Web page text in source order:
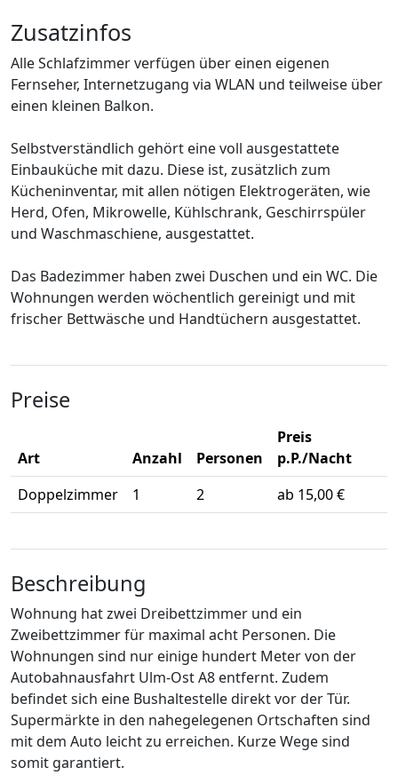
Zusatzinfos
Alle Schlafzimmer verfügen über einen eigenen
Fernseher, Internetzugang via WLAN und teilweise über
einen kleinen Balkon.
Selbstverständlich gehört eine voll ausgestattete
Einbauküche mit dazu. Diese ist, zusätzlich zum
Kücheninventar, mit allen nötigen Elektrogeräten, wie
Herd, Ofen, Mikrowelle, Kühlschrank, Geschirrspüler
und Waschmaschiene, ausgestattet.
Das Badezimmer haben zwei Duschen und ein WC. Die
Wohnungen werden wöchentlich gereinigt und mit
frischer Bettwäsche und Handtüchern ausgestattet.
Preise
Art Anzahl Personen
Preis
p.P./Nacht
Doppelzimmer
1 2 ab 15,00 €
Beschreibung
Wohnung hat zwei Dreibettzimmer und ein
Zweibettzimmer für maximal acht Personen. Die
Wohnungen sind nur einige hundert Meter von der
Autobahnausfahrt Ulm-Ost A8 entfernt. Zudem
befindet sich eine Bushaltestelle direkt vor der Tür.
Supermärkte in den nahegelegenen Ortschaften sind
mit dem Auto leicht zu erreichen. Kurze Wege sind
somit garantiert.